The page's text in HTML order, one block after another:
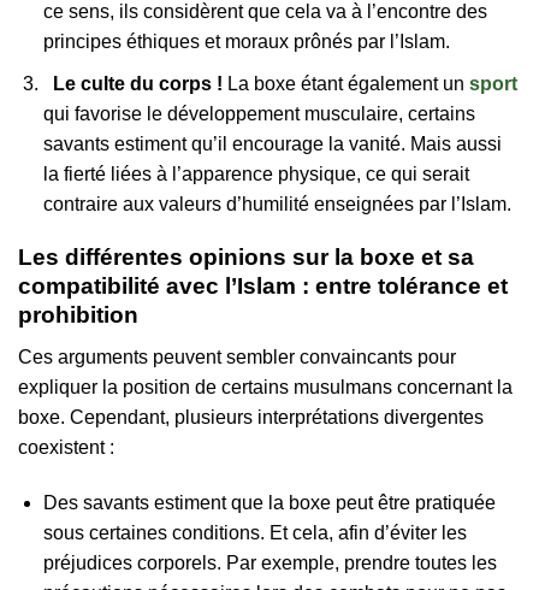
ce sens, ils considèrent que cela va à l’encontre des
principes éthiques et moraux prônés par l’Islam.
Le culte du corps ! La boxe étant également un sport
qui favorise le développement musculaire, certains
savants estiment qu’il encourage la vanité. Mais aussi
la fierté liées à l’apparence physique, ce qui serait
contraire aux valeurs d’humilité enseignées par l’Islam.
Les différentes opinions sur la boxe et sa
compatibilité avec l’Islam : entre tolérance et
prohibition
Ces arguments peuvent sembler convaincants pour
expliquer la position de certains musulmans concernant la
boxe. Cependant, plusieurs interprétations divergentes
coexistent :
Des savants estiment que la boxe peut être pratiquée
sous certaines conditions. Et cela, afin d’éviter les
préjudices corporels. Par exemple, prendre toutes les